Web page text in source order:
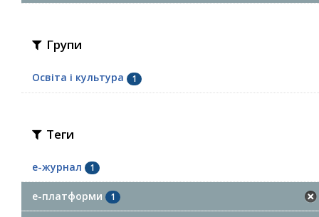
Групи
Освіта і культура 1
Теги
е-журнал 1
е-платформи 1